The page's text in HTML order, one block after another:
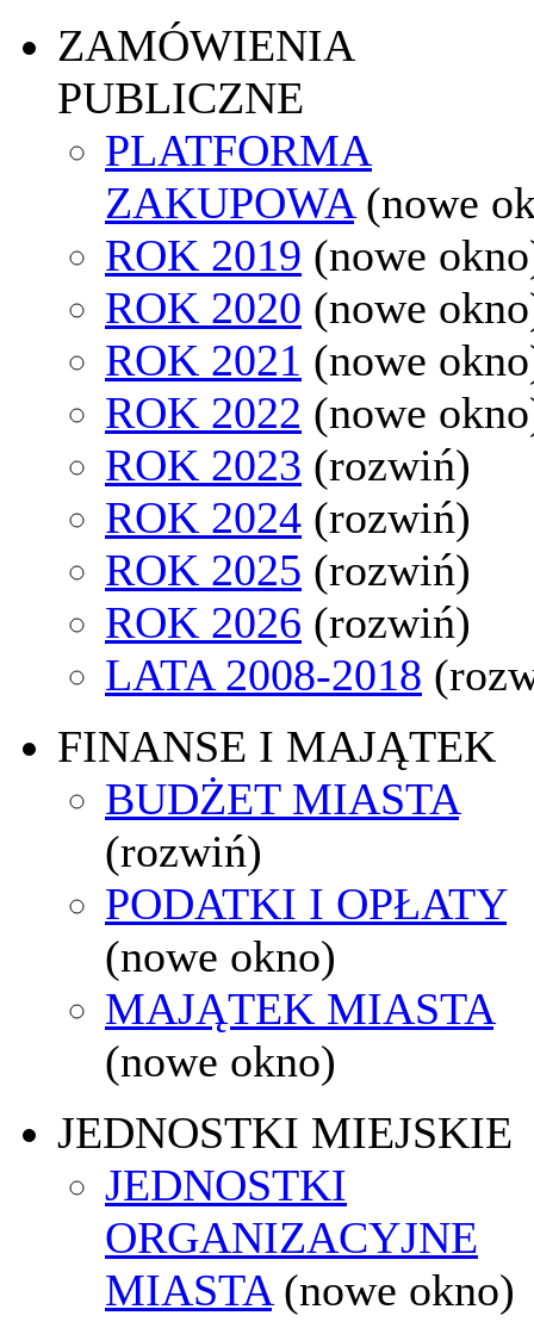
ZAMÓWIENIA
PUBLICZNE
PLATFORMA
ZAKUPOWA (nowe
ROK 2019 (nowe
ROK 2020 (nowe
ROK 2021 (nowe
ROK 2022 (nowe
ROK 2023 (rozwiń)
ROK 2024 (rozwiń)
ROK 2025 (rozwiń)
ROK 2026 (rozwiń)
LATA 2008-2018
FINANSE I MAJĄTEK
BUDŻET MIASTA
(rozwiń)
PODATKI I OPŁATY
(nowe okno)
MAJĄTEK MIASTA
(nowe okno)
JEDNOSTKI MIEJSKIE
JEDNOSTKI
ORGANIZACYJNE
MIASTA (nowe okno)